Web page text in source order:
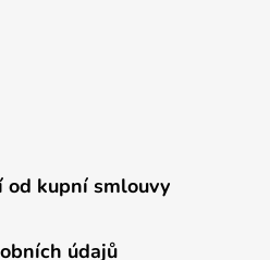
od kupní smlouvy
údajů